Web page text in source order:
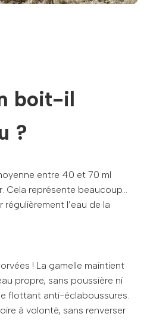
boit-il
?
entre 40 et 70 ml
Cela représente beaucoup…
l’eau de la
! La gamelle maintient
propre, sans poussière ni
flottant anti-éclaboussures.
à volonté, sans renverser